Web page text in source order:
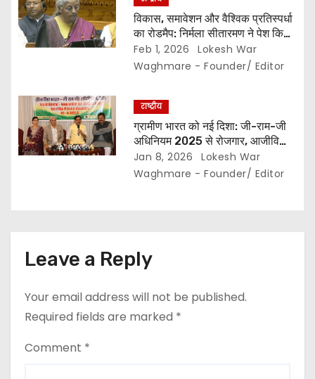
विकास, समावेशन और वैश्विक प्रतिस्पर्धा
का रोडमैप: निर्मला सीतारमण ने पेश किया
2026-27 का मेगा बजट.. जानिए क्या
मिला बजट में…
Feb 1, 2026
Lokesh War
Waghmare - Founder/ Editor
राष्ट्रीय
ग्रामीण भारत को नई दिशा: जी-राम-जी
अधिनियम 2025 से रोजगार, आजीविका
और जवाबदेही का विस्तार… गाँव सशक्त
होंगे, तभी साकार होगा विकसित भारत का
Jan 8, 2026
Lokesh War
Waghmare - Founder/ Editor
Leave a Reply
Your email address will not be published.
Required fields are marked *
Comment *